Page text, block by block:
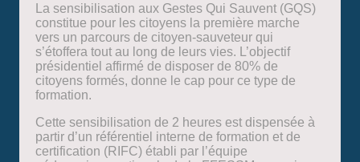
La sensibilisation aux Gestes Qui Sauvent (GQS)
constitue pour les citoyens la première marche
vers un parcours de citoyen-sauveteur qui
s’étoffera tout au long de leurs vies. L’objectif
présidentiel affirmé de disposer de 80% de
citoyens formés, donne le cap pour ce type de
formation.
Cette sensibilisation de 2 heures est dispensée à
partir d’un référentiel interne de formation et de
certification (RIFC) établi par l’équipe